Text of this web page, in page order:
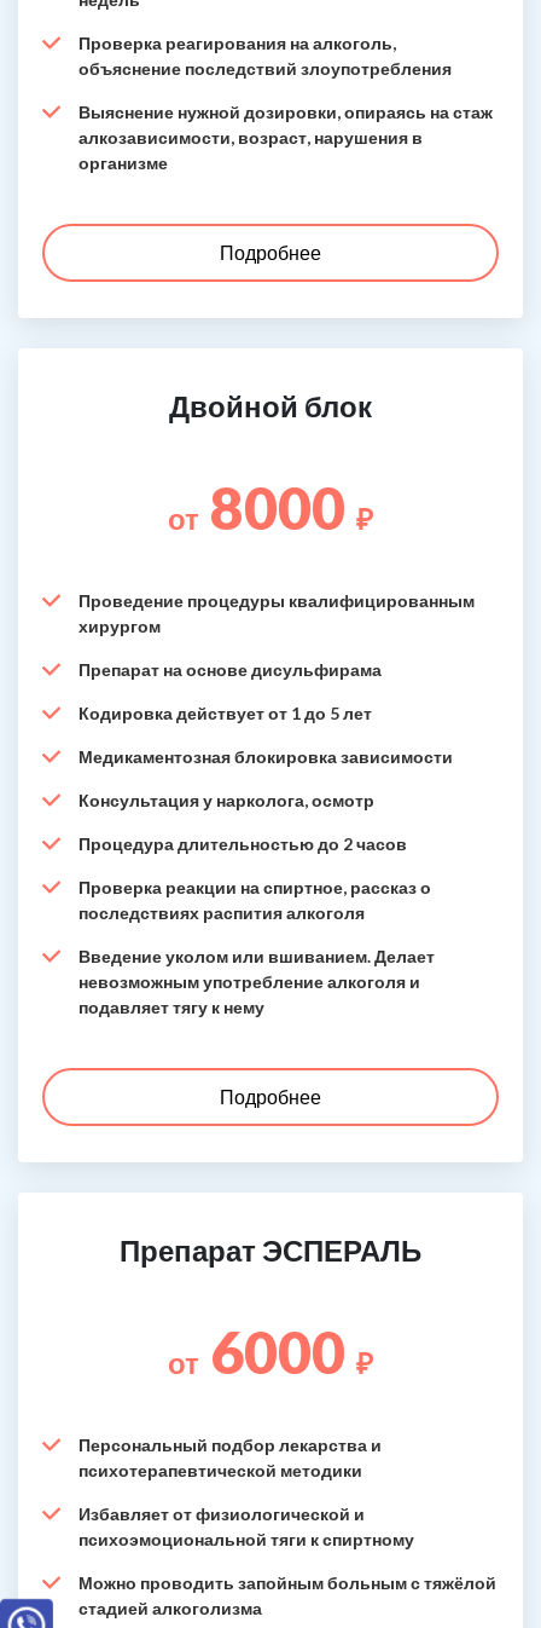
Проверка реагирования на алкоголь,
объяснение последствий злоупотребления
Выяснение нужной дозировки, опираясь на стаж
алкозависимости, возраст, нарушения в
организме
Подробнее
Двойной блок
от 8000 ₽
Проведение процедуры квалифицированным
хирургом
Препарат на основе дисульфирама
Кодировка действует от 1 до 5 лет
Медикаментозная блокировка зависимости
Консультация у нарколога, осмотр
Процедура длительностью до 2 часов
Проверка реакции на спиртное, рассказ о
последствиях распития алкоголя
Введение уколом или вшиванием. Делает
невозможным употребление алкоголя и
подавляет тягу к нему
Подробнее
Препарат ЭСПЕРАЛЬ
от 6000 ₽
Персональный подбор лекарства и
психотерапевтической методики
Избавляет от физиологической и
психоэмоциональной тяги к спиртному
Можно проводить запойным больным с тяжёлой
стадией алкоголизма